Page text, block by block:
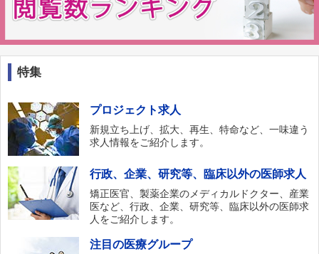
特集
プロジェクト求人
新規立ち上げ、拡大、再生、特命など、一味違う
求人情報をご紹介します。
行政、企業、研究等、臨床以外の医師求人
矯正医官、製薬企業のメディカルドクター、産業
医など、行政、企業、研究等、臨床以外の医師求
人をご紹介します。
注目の医療グループ